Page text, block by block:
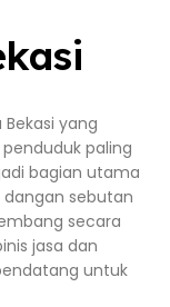
yang
paling
bagian utama
sebutan
secara
jasa dan
untuk